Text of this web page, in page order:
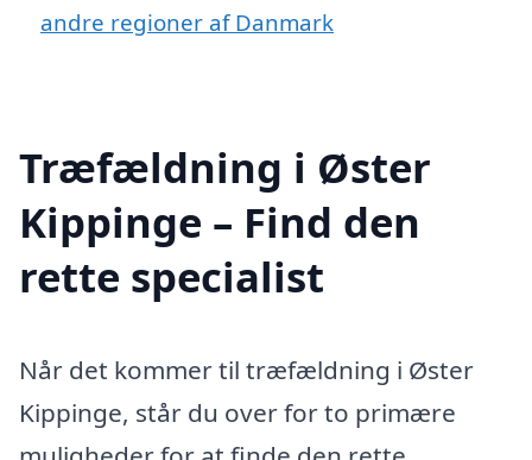
andre regioner af Danmark
Træfældning i Øster
Kippinge – Find den
rette specialist
Når det kommer til træfældning i Øster
Kippinge, står du over for to primære